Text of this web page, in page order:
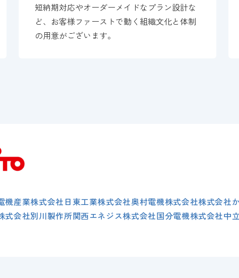
短納期対応やオーダーメイドなプラン設計な
ど、お客様ファーストで動く組織文化と体制
の用意がございます。
機産業株式会社 日東工業株式会社奥村電機株式会社株式会社
式会社別川製作所関西エネジス株式会社国分電機株式会社中